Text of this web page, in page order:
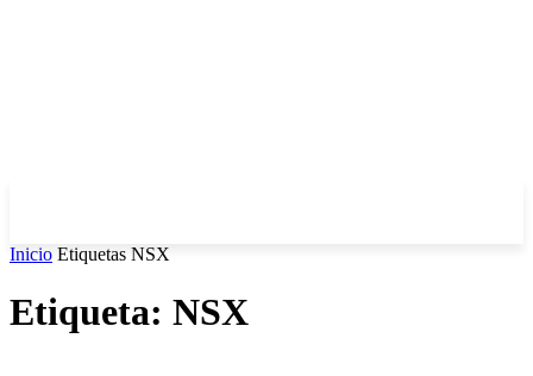
Inicio Etiquetas NSX
Etiqueta: NSX